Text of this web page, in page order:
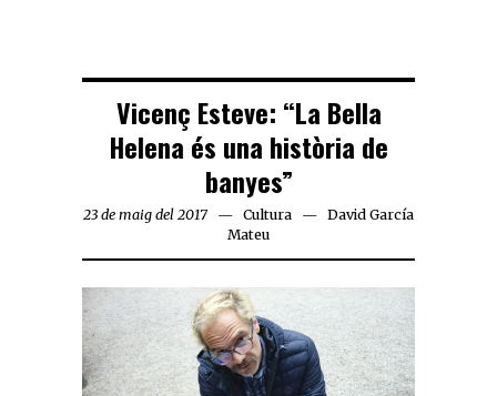
Vicenç Esteve: “La Bella
Helena és una història de
banyes”
23 de maig del 2017 Cultura
David García
Mateu